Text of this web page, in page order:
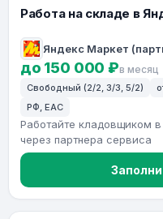
Работа на складе в
Яндекс Маркет
до 150 000 ₽в месяц
Свободный (2/2, 3/3, 5/2)
РФ, ЕАС
Работайте кладовщиком
через партнера сервиса